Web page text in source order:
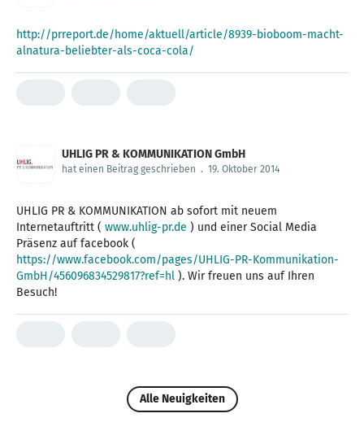
http://prreport.de/home/aktuell/article/8939-bioboom-macht-
alnatura-beliebter-als-coca-cola/
UHLIG PR & KOMMUNIKATION GmbH
hat einen Beitrag geschrieben . 19. Oktober 2014
UHLIG PR & KOMMUNIKATION ab sofort mit neuem
Internetauftritt ( www.uhlig-pr.de ) und einer Social Media
Präsenz auf facebook (
https://www.facebook.com/pages/UHLIG-PR-Kommunikation-
GmbH/456096834529817?ref=hl ). Wir freuen uns auf Ihren
Besuch!
Alle Neuigkeiten